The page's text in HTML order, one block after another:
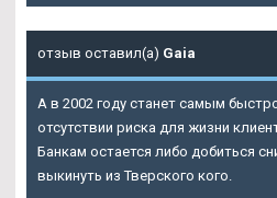
отзыв оставил(а) Gaia
А в 2002 году станет самым
отсутствии риска для жизни
Банкам остается либо добиться
выкинуть из Тверского кого.